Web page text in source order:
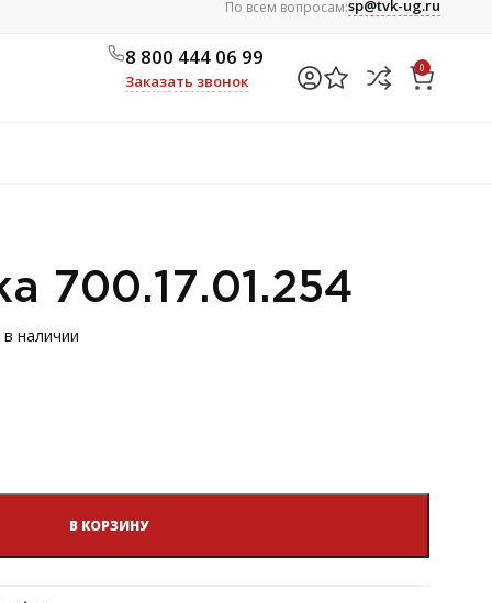
По всем вопросам:sp@tvk-ug.ru
8 800 444 06 99
Заказать звонок
0
700.17.01.254
в наличии
В КОРЗИНУ